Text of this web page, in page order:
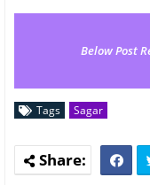
Below Post
Tags Sagar